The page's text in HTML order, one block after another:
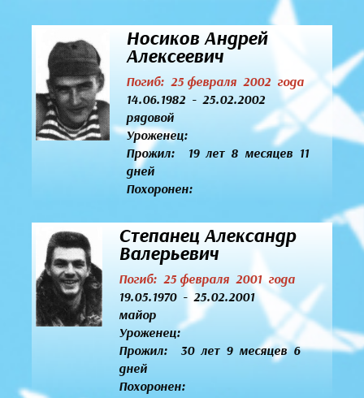
Носиков Андрей
Алексеевич
Погиб: 25 февраля 2002 года
14.06.1982 - 25.02.2002
рядовой
Уроженец:
Прожил: 19 лет 8 месяцев 11
дней
Похоронен:
Степанец Александр
Валерьевич
Погиб: 25 февраля 2001 года
19.05.1970 - 25.02.2001
майор
Уроженец:
Прожил: 30 лет 9 месяцев 6
дней
Похоронен: